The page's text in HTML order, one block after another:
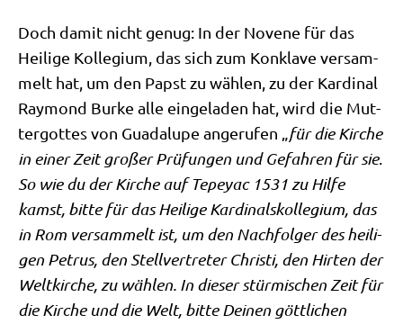
Doch damit nicht genug: In der Nove­ne für das
Hei­li­ge Kol­le­gi­um, das sich zum Kon­kla­ve ver­sam­
melt hat, um den Papst zu wäh­len, zu der Kar­di­nal
Ray­mond Bur­ke alle ein­ge­la­den hat, wird die Mut­
ter­got­tes von Gua­d­a­lu­pe ange­ru­fen „für die Kir­che
in einer Zeit gro­ßer Prü­fun­gen und Gefah­ren für sie.
So wie du der Kir­che auf Tepe­yac 1531 zu Hil­fe
kamst, bit­te für das Hei­li­ge Kar­di­nals­kol­le­gi­um, das
in Rom ver­sam­melt ist, um den Nach­fol­ger des hei­li­
gen Petrus, den Stell­ver­tre­ter Chri­sti, den Hir­ten der
Welt­kir­che, zu wäh­len. In die­ser stür­mi­schen Zeit für
die Kir­che und die Welt, bit­te Dei­nen gött­li­chen